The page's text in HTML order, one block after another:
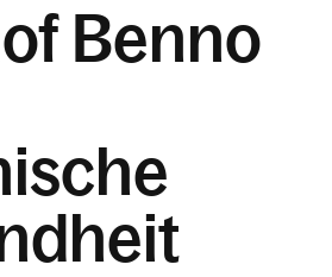
Benno